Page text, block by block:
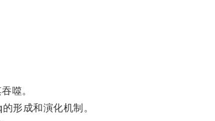
噬。
形成和演化机制。